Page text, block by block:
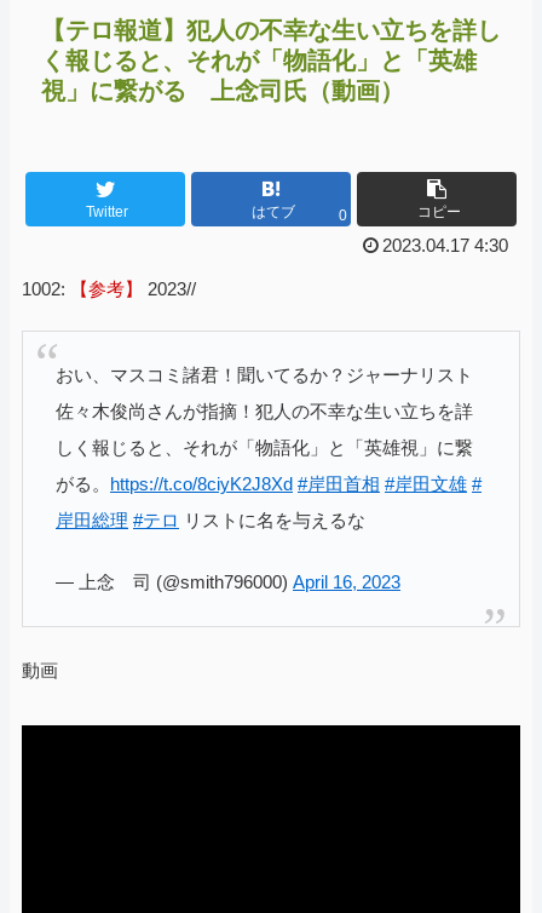
【テロ報道】犯人の不幸な生い立ちを詳し
く報じると、それが「物語化」と「英雄
視」に繋がる 上念司氏（動画）
Twitter はてブ 0 コピー
2023.04.17 4:30
1002: 【参考】 2023//
おい、マスコミ諸君！聞いてるか？ジャーナリスト
佐々木俊尚さんが指摘！犯人の不幸な生い立ちを詳
しく報じると、それが「物語化」と「英雄視」に繋
がる。 https://t.co/8ciyK2J8Xd #岸田首相 #岸田文雄 #
岸田総理 #テロ リストに名を与えるな
— 上念 司 (@smith796000) April 16, 2023
動画